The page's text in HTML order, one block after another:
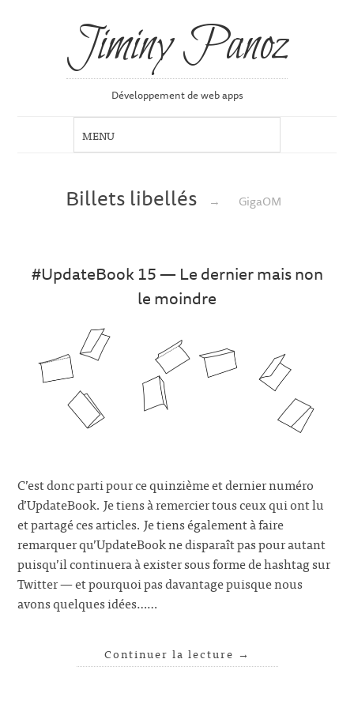
Jiminy Panoz
Développement de web apps
Billets libellés → GigaOM
#UpdateBook 15 — Le dernier mais non
le moindre
C’est donc parti pour ce quinzième et dernier numéro
d’UpdateBook. Je tiens à remercier tous ceux qui ont lu
et partagé ces articles. Je tiens également à faire
remarquer qu’UpdateBook ne disparaît pas pour autant
puisqu’il continuera à exister sous forme de hashtag sur
Twitter — et pourquoi pas davantage puisque nous
avons quelques idées……
Continuer la lecture →